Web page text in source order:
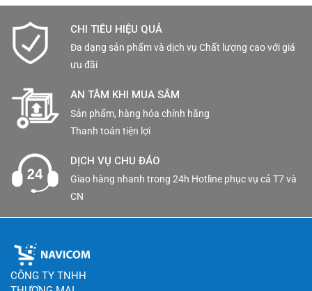
CHI TIÊU HIỆU QUẢ
Đa dạng sản phẩm và dịch vụ Chất lượng cao với giá
ưu đãi
AN TÂM KHI MUA SẮM
Sản phẩm, hàng hóa chính hãng
Thanh toán tiện lợi
DỊCH VỤ CHU ĐÁO
Giao hàng nhanh trong 24h Hotline phục vụ cả T7 và
CN
CÔNG TY TNHH